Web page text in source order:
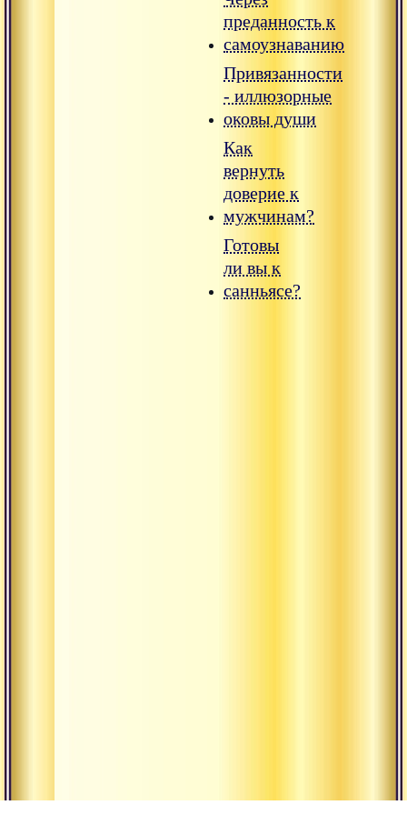
преданность к
самоузнаванию
Привязанности
- иллюзорные
оковы души
Как
вернуть
доверие к
мужчинам?
Готовы
ли вы к
санньясе?